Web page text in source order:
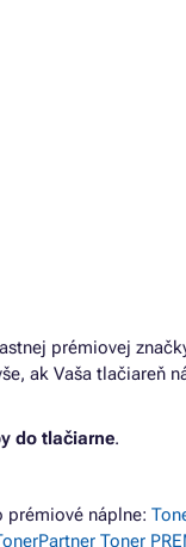
prémiovej
ak Vaša tlačiareň
do tlačiarne.
prémiové náplne:
Toner